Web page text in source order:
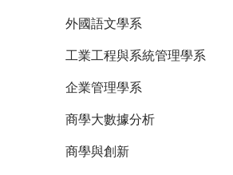
外國語文學系
工業工程與系統管理學系
企業管理學系
商學大數據分析
商學與創新